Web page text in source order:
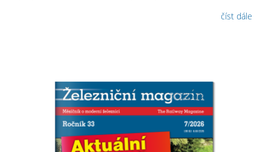
číst dále